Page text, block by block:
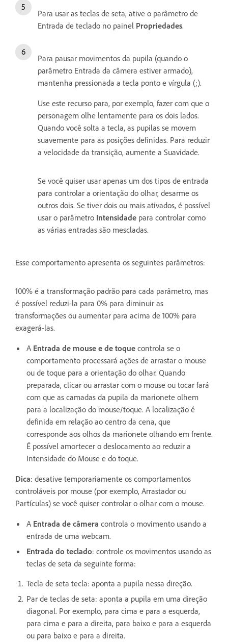
Para usar as teclas de seta, ative o parâmetro de
Entrada de teclado no painel Propriedades.
Para pausar movimentos da pupila (quando o
parâmetro Entrada da câmera estiver armado),
mantenha pressionada a tecla ponto e vírgula (;).
Use este recurso para, por exemplo, fazer com que o
personagem olhe lentamente para os dois lados.
Quando você solta a tecla, as pupilas se movem
suavemente para as posições definidas. Para reduzir
a velocidade da transição, aumente a Suavidade.
Se você quiser usar apenas um dos tipos de entrada
para controlar a orientação do olhar, desarme os
outros dois. Se tiver dois ou mais ativados, é possível
usar o parâmetro Intensidade para controlar como
as várias entradas são mescladas.
Esse comportamento apresenta os seguintes parâmetros:
100% é a transformação padrão para cada parâmetro, mas
é possível reduzi-la para 0% para diminuir as
transformações ou aumentar para acima de 100% para
exagerá-las.
A Entrada de mouse e de toque controla se o
comportamento processará ações de arrastar o mouse
ou de toque para a orientação do olhar. Quando
preparada, clicar ou arrastar com o mouse ou tocar fará
com que as camadas da pupila da marionete olhem
para a localização do mouse/toque. A localização é
definida em relação ao centro da cena, que
corresponde aos olhos da marionete olhando em frente.
É possível amortecer o deslocamento ao reduzir a
Intensidade do Mouse e do toque.
Dica: desative temporariamente os comportamentos
controláveis por mouse (por exemplo, Arrastador ou
Partículas) se você quiser controlar o olhar com o mouse.
A Entrada de câmera controla o movimento usando a
entrada de uma webcam.
Entrada do teclado: controle os movimentos usando as
teclas de seta da seguinte forma:
Tecla de seta tecla: aponta a pupila nessa direção.
Par de teclas de seta: aponta a pupila em uma direção
diagonal. Por exemplo, para cima e para a esquerda,
para cima e para a direita, para baixo e para a esquerda
ou para baixo e para a direita.